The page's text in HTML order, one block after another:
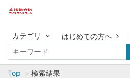
カテゴリ はじめての方へ
Top 検索結果